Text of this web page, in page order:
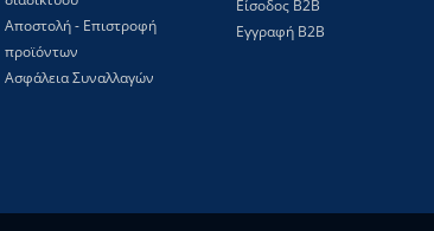
Αποστολή - Επιστροφή
προϊόντων
Ασφάλεια Συναλλαγών
Είσοδος Β2Β
Εγγραφή Β2Β